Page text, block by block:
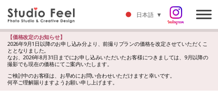
【価格改定のお知らせ】
2026年9月1日以降のお申し込み分より、前撮りプランの価格を改定させていただくこ
ととなりました。
なお、2026年8月31日までにお申し込みいただいたお客様につきましては、9月以降の
撮影でも現在の価格にてご案内いたします。
ご検討中のお客様は、お早めにお問い合わせいただけますと幸いです。
何卒ご理解賜りますようお願い申し上げます。
日本語 ▼